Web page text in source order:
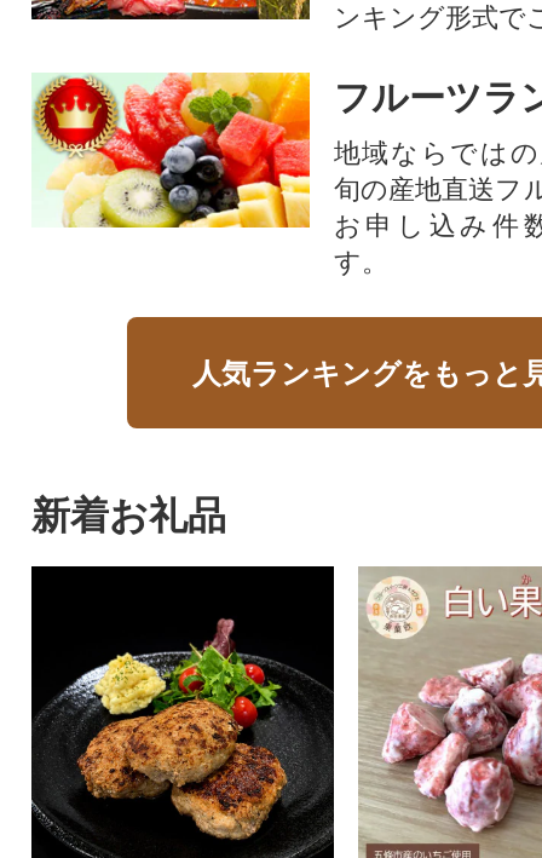
ンキング形式で
フルーツラ
地域ならでは
旬の産地直送フ
お申し込み件
す。
人気ランキングをもっと
新着お礼品